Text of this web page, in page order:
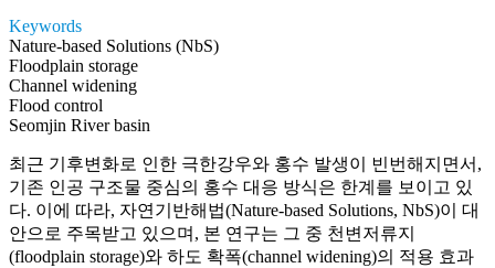
Keywords
Nature-based Solutions (NbS)
Floodplain storage
Channel widening
Flood control
Seomjin River basin
최근 기후변화로 인한 극한강우와 홍수 발생이 빈번해지면서,
기존 인공 구조물 중심의 홍수 대응 방식은 한계를 보이고 있
다. 이에 따라, 자연기반해법(Nature-based Solutions, NbS)이 대
안으로 주목받고 있으며, 본 연구는 그 중 천변저류지
(floodplain storage)와 하도 확폭(channel widening)의 적용 효과